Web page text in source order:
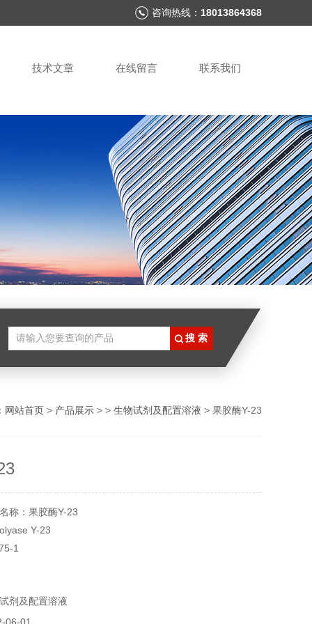
咨询热线： 18013864368
技术文章 在线留言 联系我们
网站首页 > 产品展示 > > 生物试剂及配置溶液 > 果胶酶Y-23
称：果胶酶Y-23
Y-23
1
验用，不做其它用途！
剂及配置溶液